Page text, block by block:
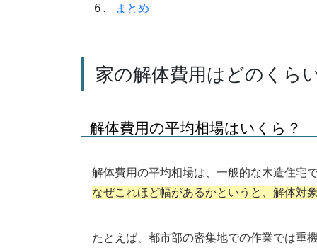
まとめ
家の解体費用はどのくら
解体費用の平均相場はいくら？
解体費用の平均相場は、一般的な木造住宅
なぜこれほど幅があるかというと、解体対
たとえば、都市部の密集地での作業では重